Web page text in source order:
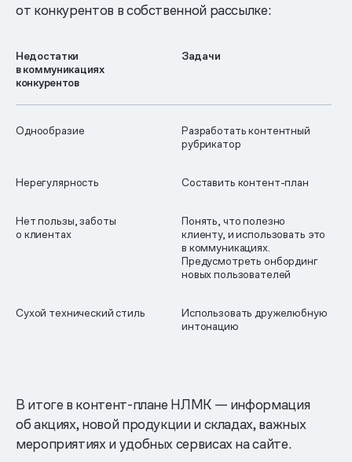
от конкурентов в собственной рассылке:
Недостатки
в коммуникациях
конкурентов
Задачи
Однообразие
Разработать контентный
рубрикатор
Нерегулярность Составить контент-план
Нет пользы, заботы
о клиентах
Понять, что полезно
клиенту, и использовать это
в коммуникациях.
Предусмотреть онбординг
новых пользователей
Сухой технический стиль
Использовать дружелюбную
интонацию
В итоге в контент-плане НЛМК — информация
об акциях, новой продукции и складах, важных
мероприятиях и удобных сервисах на сайте.